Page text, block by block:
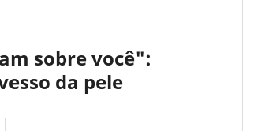
sobre você":
da pele